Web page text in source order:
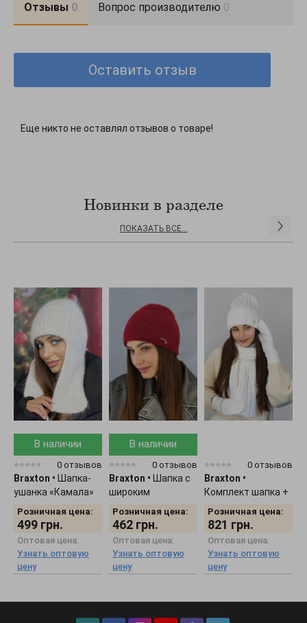
Отзывы 0 Вопрос производителю 0
Оставить отзыв
Еще никто не оставлял отзывов о товаре!
Новинки в разделе
ПОКАЗАТЬ ВСЕ...
В наличии
0 отзывов
Braxton •
Шапка-
ушанка «Камала»
Розничная цена:
499 грн.
Оптовая цена:
Узнать оптовую
цену
В наличии
0 отзывов
Braxton •
Шапка с
широким
5167
Розничная цена:
462 грн.
Оптовая цена:
Узнать оптовую
цену
0 отзывов
Braxton •
Комплект шапка +
женский 5309
Розничная цена:
821 грн.
Оптовая цена:
Узнать оптовую
цену